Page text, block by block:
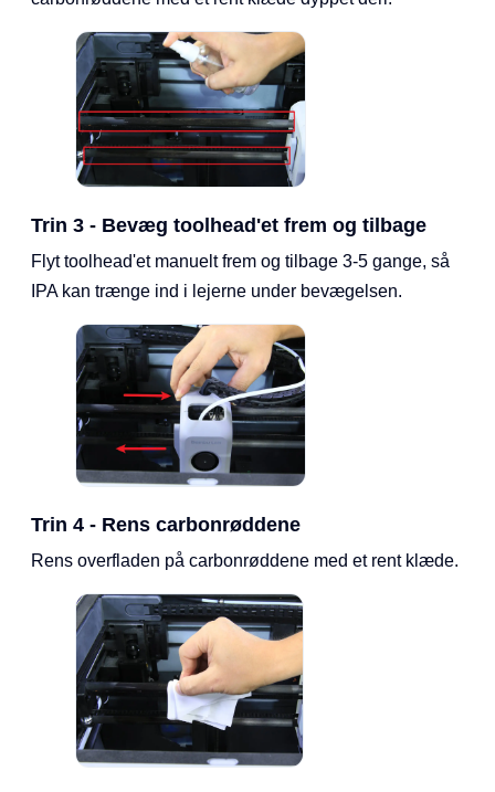
Trin 3 - Bevæg toolhead'et frem og tilbage
Flyt toolhead'et manuelt frem og tilbage 3-5 gange, så
IPA kan trænge ind i lejerne under bevægelsen.
Trin 4 - Rens carbonrøddene
Rens overfladen på carbonrøddene med et rent klæde.